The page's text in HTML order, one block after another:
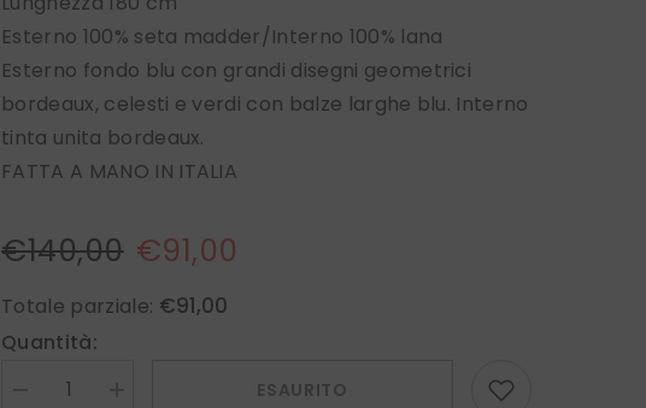
Esterno 100% seta madder/Interno 100% lana
Esterno fondo blu con grandi disegni geometrici
bordeaux, celesti e verdi con balze larghe blu. Interno
tinta unita bordeaux.
FATTA A MANO IN ITALIA
€140,00 €91,00
Totale parziale: €91,00
Quantità:
Diminuire
ESAURITO